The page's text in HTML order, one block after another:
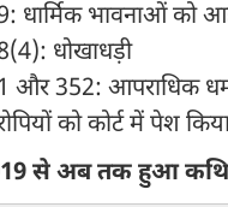
धार्मिक भावनाओं को
धोखाधड़ी
और 352: आपराधिक
को कोर्ट में पेश
से अब तक हुआ